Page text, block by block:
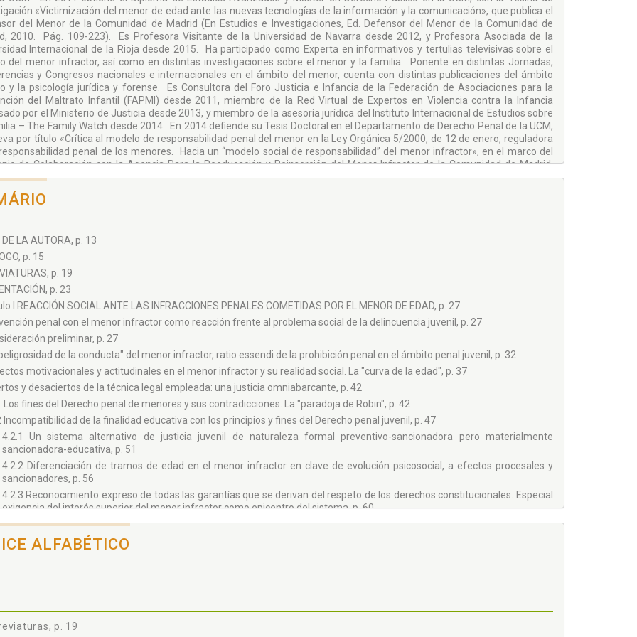
«Victimización del menor de edad ante las nuevas tecnologías de la información y la comunicación», que publica el
del Menor de la Comunidad de Madrid (En Estudios e Investigaciones, Ed. Defensor del Menor de la Comunidad de
2010. Pág. 109-223). Es Profesora Visitante de la Universidad de Navarra desde 2012, y Profesora Asociada de la
Internacional de la Rioja desde 2015. Ha participado como Experta en informativos y tertulias televisivas sobre el
del menor infractor, así como en distintas investigaciones sobre el menor y la familia. Ponente en distintas Jornadas,
y Congresos nacionales e internacionales en el ámbito del menor, cuenta con distintas publicaciones del ámbito
y la psicología jurídica y forense. Es Consultora del Foro Justicia e Infancia de la Federación de Asociaciones para la
del Maltrato Infantil (FAPMI) desde 2011, miembro de la Red Virtual de Expertos en Violencia contra la Infancia
por el Ministerio de Justicia desde 2013, y miembro de la asesoría jurídica del Instituto Internacional de Estudios sobre
– The Family Watch desde 2014. En 2014 defiende su Tesis Doctoral en el Departamento de Derecho Penal de la UCM,
por título «Crítica al modelo de responsabilidad penal del menor en la Ley Orgánica 5/2000, de 12 de enero, reguladora
penal de los menores. Hacia un “modelo social de responsabilidad” del menor infractor», en el marco del
de Colaboración con la Agencia Para la Reeducación y Reinserción del Menor Infractor de la Comunidad de Madrid,
la máxima calificación Sobresaliente Cum Laude por Unanimidad, habiendo sido propuesta para la obtención del
Extraordinario de Doctorado. En la actualidad, compatibiliza el ejercicio de la abogacía con la docencia universitaria y de
impartiendo las asignaturas de Delincuencia Juvenil y Menores Delincuentes en el Grado de Criminología de la
DE LA AUTORA, p. 13
p. 15
p. 19
p. 23
I REACCIÓN SOCIAL ANTE LAS INFRACCIONES PENALES COMETIDAS POR EL MENOR DE EDAD, p. 27
penal con el menor infractor como reacción frente al problema social de la delincuencia juvenil, p. 27
preliminar, p. 27
de la conducta" del menor infractor, ratio essendi de la prohibición penal en el ámbito penal juvenil, p. 32
motivacionales y actitudinales en el menor infractor y su realidad social. La "curva de la edad", p. 37
y desaciertos de la técnica legal empleada: una justicia omniabarcante, p. 42
Los fines del Derecho penal de menores y sus contradicciones. La "paradoja de Robin", p. 42
Incompatibilidad de la finalidad educativa con los principios y fines del Derecho penal juvenil, p. 47
4.2.1 Un sistema alternativo de justicia juvenil de naturaleza formal preventivo-sancionadora pero materialmente
sancionadora-educativa, p. 51
4.2.2 Diferenciación de tramos de edad en el menor infractor en clave de evolución psicosocial, a efectos procesales y
sancionadores, p. 56
4.2.3 Reconocimiento expreso de todas las garantías que se derivan del respeto de los derechos constitucionales. Especial
exigencia del interés superior del menor infractor como epicentro del sistema, p. 60
4.2.4 Un marco flexible de justicia en la adopción y ejecución de las medidas según el caso concreto vs. Falta de asunción de
la naturaleza penal de la ley con todas sus consecuencias, p. 63
Especial consideración del derecho a la resocialización del menor infractor. Experiencia negativa del sistema, p. 66
criminológico y político-criminal de la adolescencia ante las TICs, p. 71
de la sociedad moderna: la "aldea global" y "el universo digital". La influencia de las tecnologías de la información y
en el menor de edad, p. 71
ALFABÉTICO
p. 19